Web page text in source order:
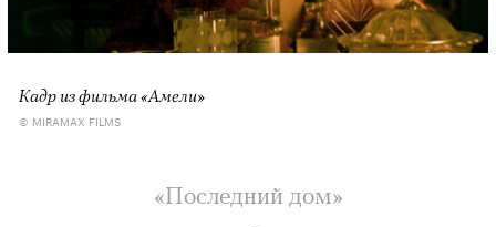
Кадр из фильма «Амели»
© MIRAMAX FILMS
«Последний дом»